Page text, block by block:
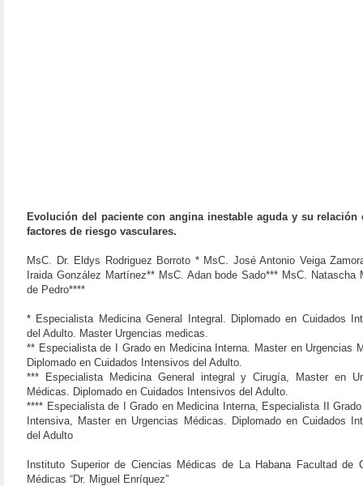
Evolución del paciente con angina inestable aguda y su relación
factores de riesgo vasculares.
MsC. Dr. Eldys Rodriguez Borroto * MsC. José Antonio Veiga
Iraida González Martínez** MsC. Adan bode Sado*** MsC. Natascha
de Pedro****
* Especialista Medicina General Integral. Diplomado en Cuidados
del Adulto. Master Urgencias medicas.
** Especialista de I Grado en Medicina Interna. Master en Urgencias
Diplomado en Cuidados Intensivos del Adulto.
*** Especialista Medicina General integral y Cirugía, Master en
Médicas. Diplomado en Cuidados Intensivos del Adulto.
**** Especialista de I Grado en Medicina Interna, Especialista II Grado
Intensiva, Master en Urgencias Médicas. Diplomado en Cuidados
del Adulto
Instituto Superior de Ciencias Médicas de La Habana Facultad de
Médicas “Dr. Miguel Enríquez”